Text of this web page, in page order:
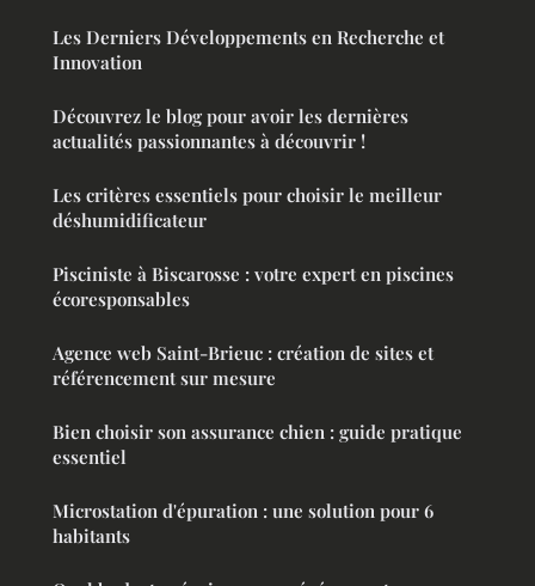
Les Derniers Développements en Recherche et
Innovation
Découvrez le blog pour avoir les dernières
actualités passionnantes à découvrir !
Les critères essentiels pour choisir le meilleur
déshumidificateur
Pisciniste à Biscarosse : votre expert en piscines
écoresponsables
Agence web Saint-Brieuc : création de sites et
référencement sur mesure
Bien choisir son assurance chien : guide pratique
essentiel
Microstation d'épuration : une solution pour 6
habitants